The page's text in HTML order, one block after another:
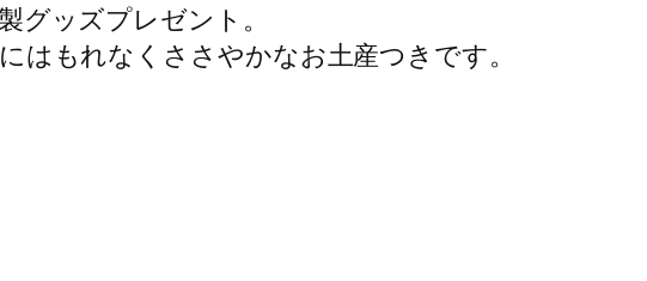
グッズプレゼント。
はもれなくささやかなお土産つきです。